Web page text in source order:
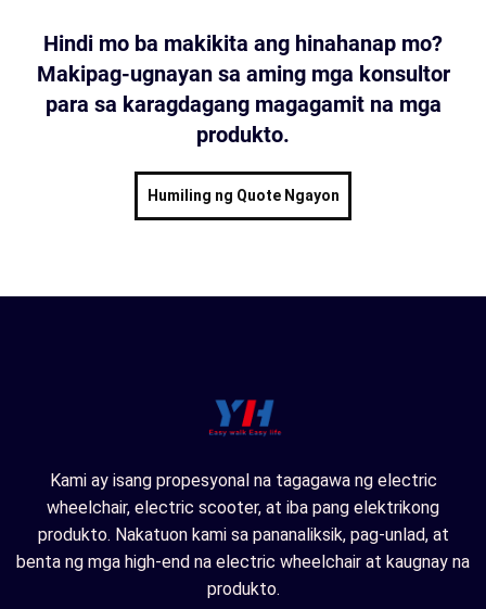
Hindi mo ba makikita ang hinahanap mo?
Makipag-ugnayan sa aming mga konsultor
para sa karagdagang magagamit na mga
produkto.
Humiling ng Quote Ngayon
Kami ay isang propesyonal na tagagawa ng electric
wheelchair, electric scooter, at iba pang elektrikong
produkto. Nakatuon kami sa pananaliksik, pag-unlad, at
benta ng mga high-end na electric wheelchair at kaugnay na
produkto.